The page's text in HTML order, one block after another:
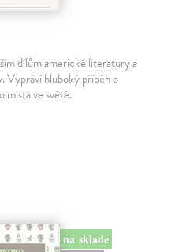
dílům americké literatury a
Vypráví hluboký příběh o
místa ve světě.
na sklade